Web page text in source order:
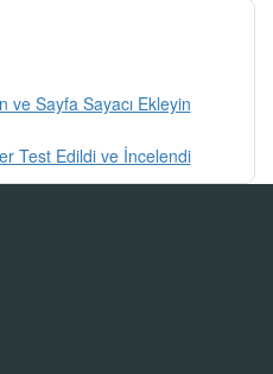
ve Sayfa Sayacı Ekleyin
Test Edildi ve İncelendi